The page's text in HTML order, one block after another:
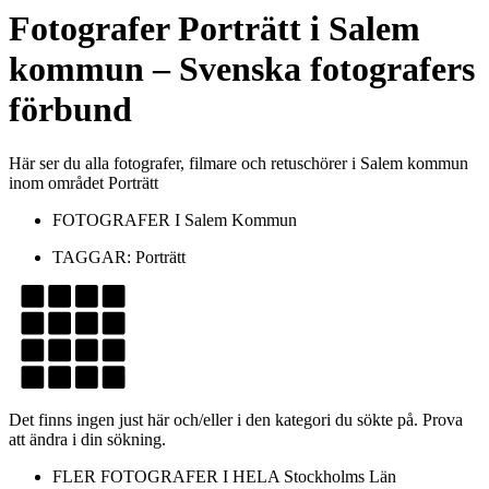
FotograferPorträtt i Salem
kommun– Svenska fotografers
förbund
Här ser du alla fotografer, filmare och retuschörer i Salem kommun
inom området Porträtt
FOTOGRAFER I Salem Kommun
TAGGAR: Porträtt
Det finns ingen just här och/eller i den kategori du sökte på. Prova
att ändra i din sökning.
FLER FOTOGRAFER I HELA Stockholms Län